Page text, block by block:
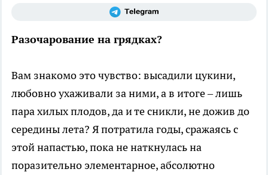
Разочарование на грядках?
Вам знакомо это чувство: высадили цукини,
любовно ухаживали за ними, а в итоге – лишь
пара хилых плодов, да и те сникли, не дожив до
середины лета? Я потратила годы, сражаясь с
этой напастью, пока не наткнулась на
поразительно элементарное, абсолютно